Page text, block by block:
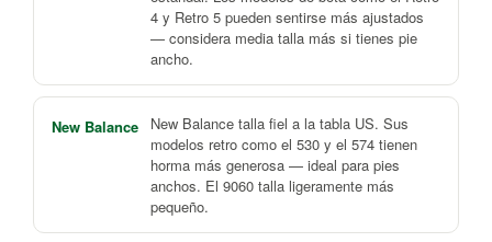
4 y Retro 5 pueden sentirse más ajustados
— considera media talla más si tienes pie
ancho.
New Balance
New Balance talla fiel a la tabla US. Sus
modelos retro como el 530 y el 574 tienen
horma más generosa — ideal para pies
anchos. El 9060 talla ligeramente más
pequeño.